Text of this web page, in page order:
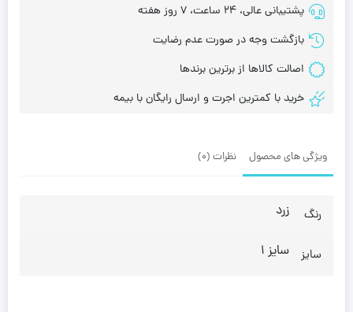
پشتیبانی عالی، 24 ساعت، 7 روز هفته
بازگشت وجه در صورت عدم رضایت
اصالت کالاها از برترین برندها
خرید با کمترین اجرت و ارسال رایگان با بیمه
ویژگی های محصول نظرات (0)
رنگ زرد
سایز سایز 1